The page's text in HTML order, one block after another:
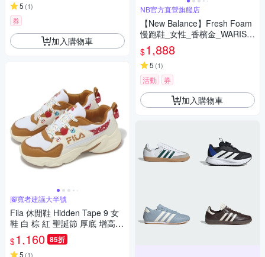
5 (1)
券
加入購物車
腳寬者建議大半號
Fila 休閒鞋 Hidden Tape 9 女
鞋 白 棕 紅 聖誕節 厚底 增高
老爹鞋 斐樂 5J929Y726
$1,160 85折
5 (1)
NB官方直營旗艦店
【New Balance】Fresh Foam
慢跑鞋_女性_香檳金_WARIST
G4-D楦
$1,888
5 (1)
活動 券
加入購物車